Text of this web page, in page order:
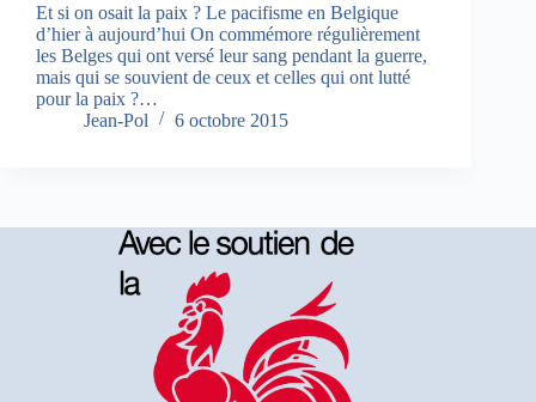
Et si on osait la paix ? Le pacifisme en Belgique
d’hier à aujourd’hui On commémore régulièrement
les Belges qui ont versé leur sang pendant la guerre,
mais qui se souvient de ceux et celles qui ont lutté
pour la paix ?…
Jean-Pol
6 octobre 2015